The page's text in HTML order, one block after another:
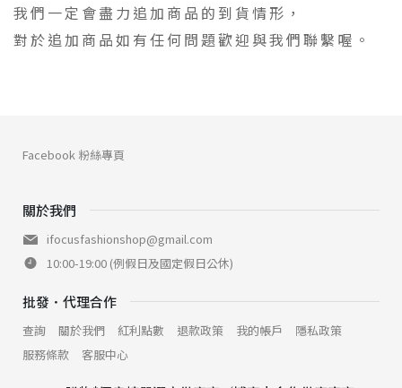
我們一定會盡力追加商品的到貨情形，
對於追加商品如有任何問題歡迎與我們聯繫喔。
關於我們
ifocusfashionshop@gmail.com
10:00-19:00 (例假日及國定假日公休)
批發．代理合作
查詢 關於我們 紅利點數 退款政策 我的帳戶
隱私政策
服務條款
客服中心
Facebook 粉絲專頁